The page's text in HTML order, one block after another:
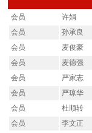
会员 许娟
会员
孙承良
会员
麦俊豪
会员
麦德强
会员
严家志
会员
严琼华
会员
杜顺转
会员
李文正